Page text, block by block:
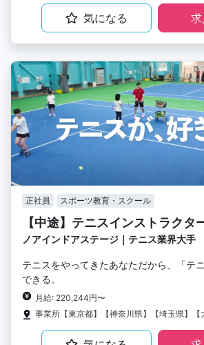
気になる
正社員 スポーツ教育・スクール
【中途】テニスインストラクタ
ノアインドアステージ｜テニス業界大手
テニスをやってきたあなただから、「テ
できる。
月給: 220,244円〜